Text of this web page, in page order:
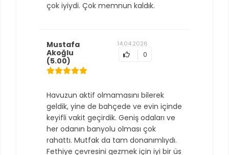
çok iyiydi. Çok memnun kaldık.
Mustafa
Akoğlu
(5.00)
14.04.2026
0
Havuzun aktif olmamasını bilerek
geldik, yine de bahçede ve evin içinde
keyifli vakit geçirdik. Geniş odaları ve
her odanın banyolu olması çok
rahattı. Mutfak da tam donanımlıydı.
Fethiye çevresini gezmek için iyi bir üs